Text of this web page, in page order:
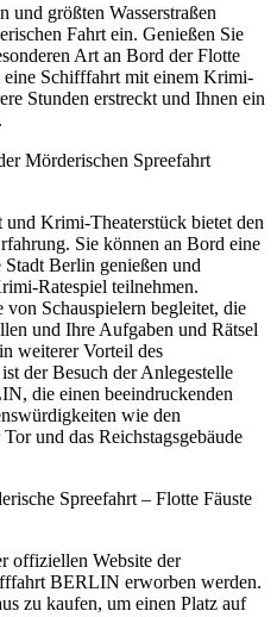
und größten Wasserstraßen
Fahrt ein. Genießen Sie
Art an Bord der Flotte
eine Schifffahrt mit einem Krimi-
Stunden erstreckt und Ihnen ein
Mörderischen Spreefahrt
Krimi-Theaterstück bietet den
Sie können an Bord eine
Berlin genießen und
Ratespiel teilnehmen.
Schauspielern begleitet, die
und Ihre Aufgaben und Rätsel
weiterer Vorteil des
der Besuch der Anlegestelle
die einen beeindruckenden
wie den
und das Reichstagsgebäude
Spreefahrt – Flotte Fäuste
offiziellen Website der
BERLIN erworben werden.
zu kaufen, um einen Platz auf